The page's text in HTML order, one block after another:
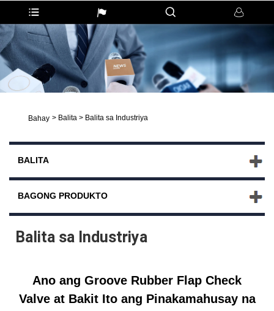
Bahay > Balita > Balita sa Industriya
BALITA
BAGONG PRODUKTO
Balita sa Industriya
Ano ang Groove Rubber Flap Check
Valve at Bakit Ito ang Pinakamahusay na